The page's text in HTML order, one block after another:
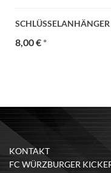
8,00 €*
KONTAKT
FC WÜRZBURGER